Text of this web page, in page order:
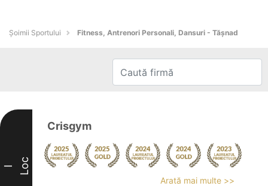
Șoimii Sportului Fitness, Antrenori Personali, Dansuri - Tăşnad
I Loc
Crisgym
Arată mai multe >>